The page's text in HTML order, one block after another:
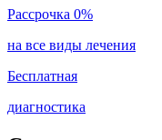
Рассрочка 0%
на все виды лечения
Бесплатная
диагностика